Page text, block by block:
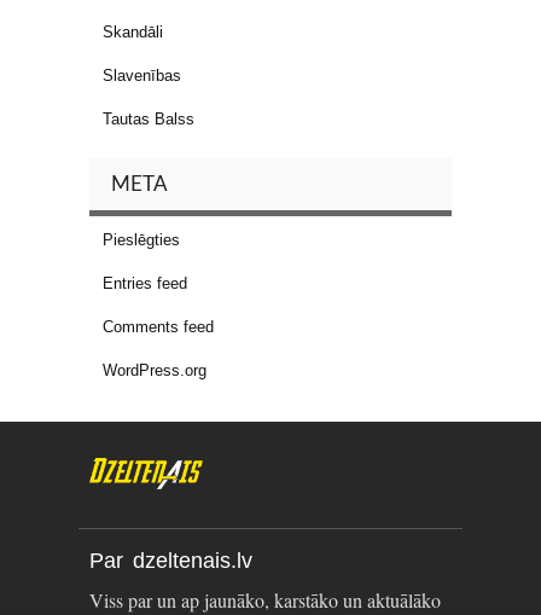
Skandāli
Slavenības
Tautas Balss
META
Pieslēgties
Entries feed
Comments feed
WordPress.org
Par dzeltenais.lv
Viss par un ap jaunāko, karstāko un aktuālāko